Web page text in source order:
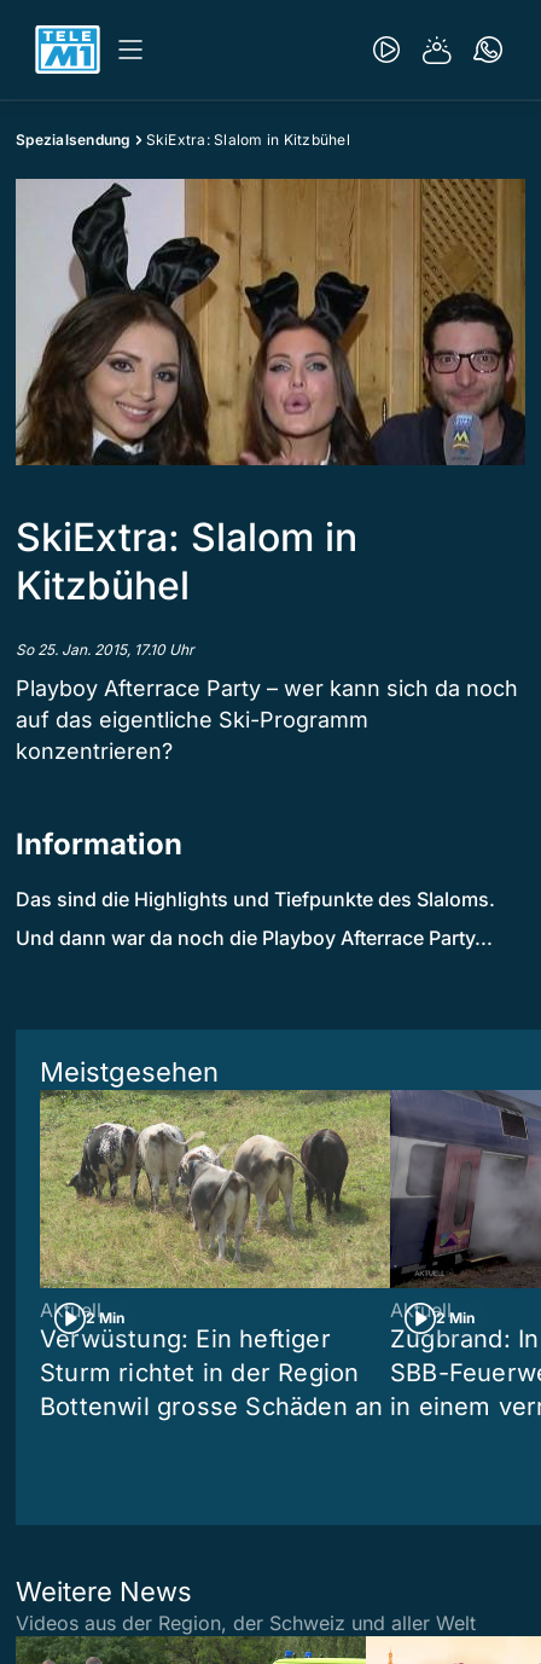
Spezialsendung SkiExtra: Slalom in Kitzbühel
SkiExtra: Slalom in
Kitzbühel
So 25. Jan. 2015, 17.10 Uhr
Playboy Afterrace Party – wer kann sich da noch
auf das eigentliche Ski-Programm
konzentrieren?
Information
Das sind die Highlights und Tiefpunkte des Slaloms.
Und dann war da noch die Playboy Afterrace Party...
Meistgesehen
2 Min
Aktuell
Verwüstung: Ein heftiger
Sturm richtet in der Region
Bottenwil grosse Schäden an
2 Min
Aktuell
Zugbrand:
SBB-
in einem
Weitere News
Videos aus der Region, der Schweiz und aller Welt